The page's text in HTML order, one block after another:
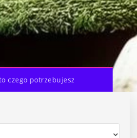
czego potrzebujesz